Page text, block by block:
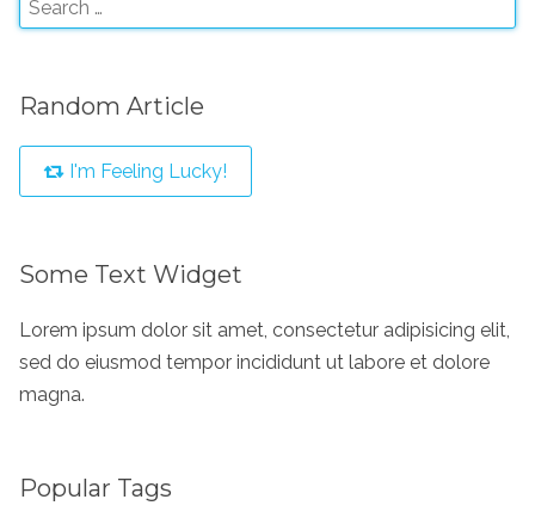
Random Article
I'm Feeling Lucky!
Some Text Widget
Lorem ipsum dolor sit amet, consectetur adipisicing elit,
sed do eiusmod tempor incididunt ut labore et dolore
magna.
Popular Tags